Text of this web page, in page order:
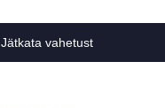
Jätkata vahetust